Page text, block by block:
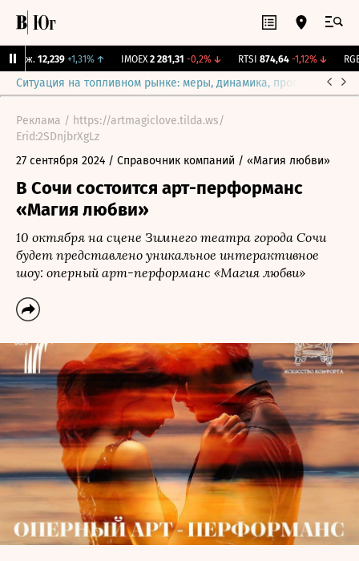
Бирж. 12,239 +1,31% ↑ IMOEX 2 281,31 -0,2%↓ RTSI 874,64 -1,12%↓ RGBI
Ситуация на топливном рынке: меры, динамика, прогнозы
Реклама / https://artmagiclove.tilda.ws/
Erid:2SDnjbrXgLz
27 сентября 2024 / Справочник компаний / «Магия любви»
В Сочи состоится арт-перформанс
«Магия любви»
10 октября на сцене Зимнего театра города Сочи
будет представлено уникальное интерактивное
шоу: оперный арт-перформанс «Магия любви»